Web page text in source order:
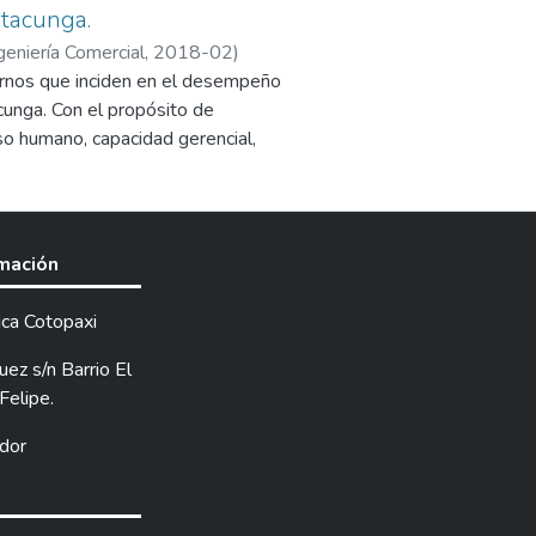
Comercial, 2018-02)
que inciden en el desempeño
Con el propósito de
capacidad gerencial,
permitió la medición
Gerente y encuestas a todo
resultados y se determinó la
Crédito Sierra Centro de la
cumplió con las metas y
Cotopaxi
s/n Barrio El